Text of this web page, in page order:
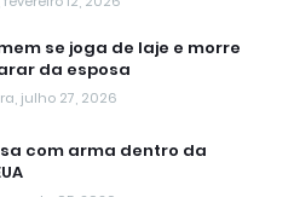
se joga de laje e morre
da esposa
julho 27, 2026
com arma dentro da